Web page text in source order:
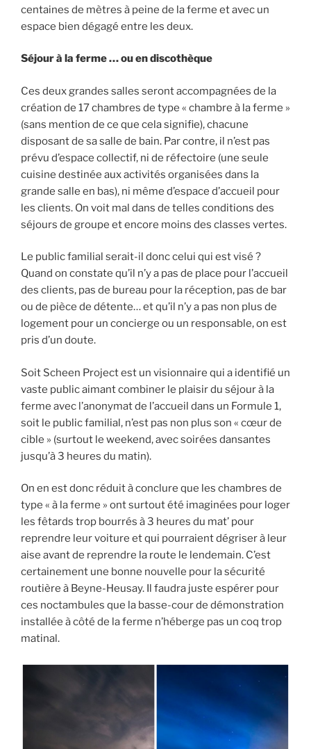
centaines de mètres à peine de la ferme et avec un
espace bien dégagé entre les deux.
Séjour à la ferme … ou en discothèque
Ces deux grandes salles seront accompagnées de la
création de 17 chambres de type « chambre à la ferme »
(sans mention de ce que cela signifie), chacune
disposant de sa salle de bain. Par contre, il n’est pas
prévu d’espace collectif, ni de réfectoire (une seule
cuisine destinée aux activités organisées dans la
grande salle en bas), ni même d’espace d’accueil pour
les clients. On voit mal dans de telles conditions des
séjours de groupe et encore moins des classes vertes.
Le public familial serait-il donc celui qui est visé ?
Quand on constate qu’il n’y a pas de place pour l’accueil
des clients, pas de bureau pour la réception, pas de bar
ou de pièce de détente… et qu’il n’y a pas non plus de
logement pour un concierge ou un responsable, on est
pris d’un doute.
Soit Scheen Project est un visionnaire qui a identifié un
vaste public aimant combiner le plaisir du séjour à la
ferme avec l’anonymat de l’accueil dans un Formule 1,
soit le public familial, n’est pas non plus son « cœur de
cible » (surtout le weekend, avec soirées dansantes
jusqu’à 3 heures du matin).
On en est donc réduit à conclure que les chambres de
type « à la ferme » ont surtout été imaginées pour loger
les fêtards trop bourrés à 3 heures du mat’ pour
reprendre leur voiture et qui pourraient dégriser à leur
aise avant de reprendre la route le lendemain. C’est
certainement une bonne nouvelle pour la sécurité
routière à Beyne-Heusay. Il faudra juste espérer pour
ces noctambules que la basse-cour de démonstration
installée à côté de la ferme n’héberge pas un coq trop
matinal.